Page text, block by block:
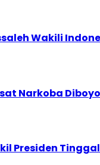
Wakili
Narkoba
Presiden